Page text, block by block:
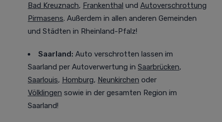
Bad Kreuznach, Frankenthal und Autoverschrottung
Pirmasens. Außerdem in allen anderen Gemeinden
und Städten in Rheinland-Pfalz!
Saarland: Auto verschrotten lassen im
Saarland per Autoverwertung in Saarbrücken,
Saarlouis, Homburg, Neunkirchen oder
Völklingen sowie in der gesamten Region im
Saarland!